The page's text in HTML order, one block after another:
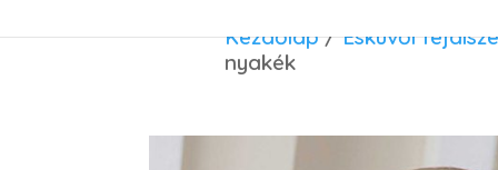
Kezdőlap/Esküvői
nyakék